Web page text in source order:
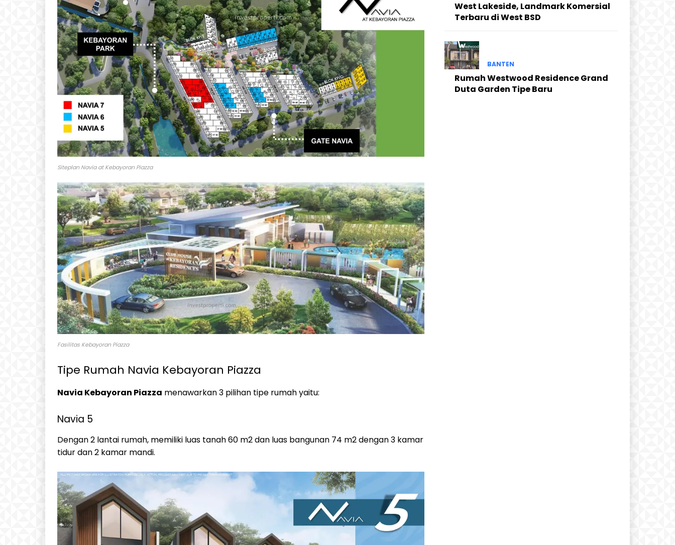
Siteplan Navia at Kebayoran Piazza
Fasilitas Kebayoran Piazza
Tipe Rumah Navia Kebayoran Piazza
Navia Kebayoran Piazza menawarkan 3 pilihan tipe rumah yaitu:
Navia 5
Dengan 2 lantai rumah, memiliki luas tanah 60 m2 dan luas bangunan 74 m2 dengan 3 kamar
tidur dan 2 kamar mandi.
West Lakeside, Landmark Komersial
Terbaru di West BSD
BANTEN
Rumah Westwood Residence Grand
Duta Garden Tipe Baru